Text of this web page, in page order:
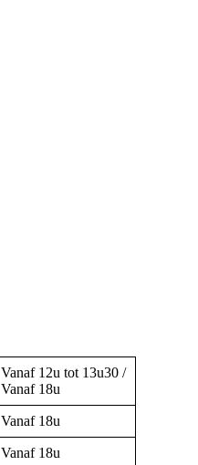
Vanaf 12u tot 13u30 /
Vanaf 18u
Vanaf 18u
Vanaf 18u